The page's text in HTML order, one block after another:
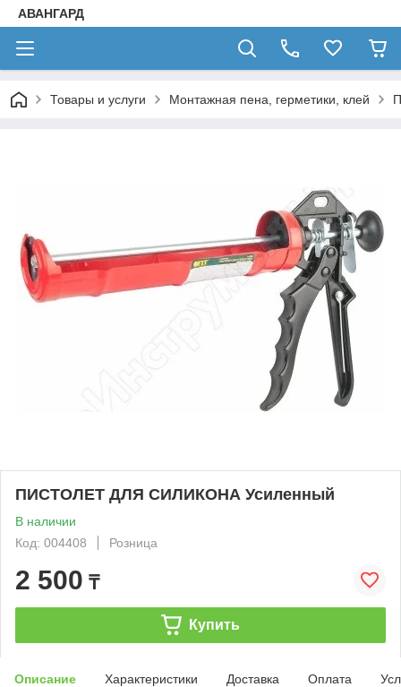
АВАНГАРД
Товары и услуги Монтажная пена, герметики, клей
ПИСТОЛЕТ ДЛЯ СИЛИКОНА Усиленный
В наличии
Код: 004408
Розница
2 500 ₸
Купить
Описание Характеристики Доставка Оплата